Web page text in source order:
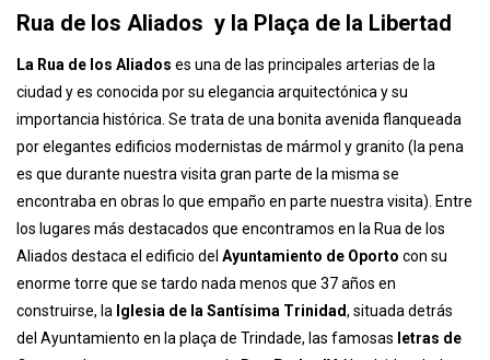
Rua de los Aliados y la Plaça de la Libertad
La Rua de los Aliadoses una de las principales arterias de la
ciudad y es conocida por su elegancia arquitectónica y su
importancia histórica. Se trata de una bonita avenida flanqueada
por elegantes edificios modernistas de mármol y granito (la pena
es que durante nuestra visita gran parte de la misma se
encontraba en obras lo que empaño en parte nuestra visita). Entre
los lugares más destacados que encontramos en la Rua de los